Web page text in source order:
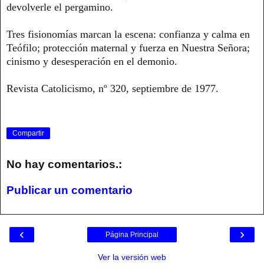
devolverle el pergamino.
Tres fisionomías marcan la escena: confianza y calma en
Teófilo; protección maternal y fuerza en Nuestra Señora;
cinismo y desesperación en el demonio.
Revista Catolicismo, nº 320, septiembre de 1977.
Compartir
No hay comentarios.:
Publicar un comentario
‹ ›
Página Principal
Ver la versión web